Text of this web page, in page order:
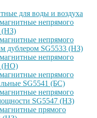
для воды и воздуха
непрямого
(НЗ)
непрямого
дублером SG5533 (НЗ)
непрямого
(НО)
непрямого
SG5541 (БС)
непрямого
SG5547 (НЗ)
прямого